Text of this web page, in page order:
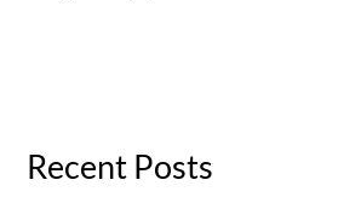
Recent Posts